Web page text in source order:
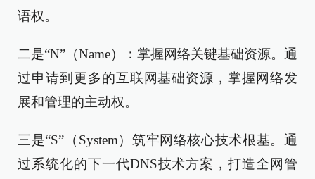
语权。
二是“N”（Name）：掌握网络关键基础资源。通
过申请到更多的互联网基础资源，掌握网络发
展和管理的主动权。
三是“S”（System）筑牢网络核心技术根基。通
过系统化的下一代DNS技术方案，打造全网管